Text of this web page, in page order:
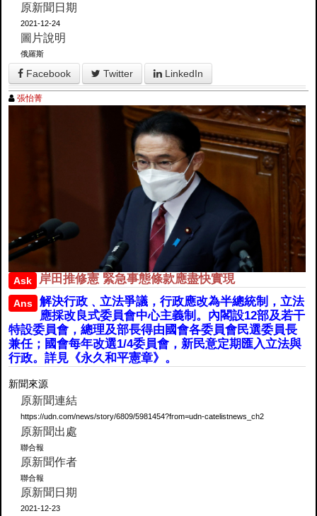
原新聞日期
2021-12-24
圖片說明
俄羅斯
Facebook Twitter LinkedIn
張怡菁
Ask 岸田推修憲 緊急事態條款應盡快實現
Ans
解決行政﹑立法爭議，行政應改為半總統制，立法
應採改良式委員會中心主義制。內閣設12部及若干
特設委員會，總理及部長得由國會各委員會民選委員長
兼任；國會每年改選1/4委員會，新民意定期匯入立法與
行政。詳見《永久和平憲章》。
新聞來源
原新聞連結
https://udn.com/news/story/6809/5981454?from=udn-catelistnews_ch2
原新聞出處
聯合報
原新聞作者
聯合報
原新聞日期
2021-12-23